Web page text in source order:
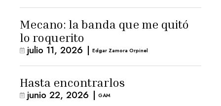
Mecano: la banda que me quitó
lo roquerito
julio 11, 2026 | Edgar Zamora Orpinel
Hasta encontrarlos
junio 22, 2026 | GAM